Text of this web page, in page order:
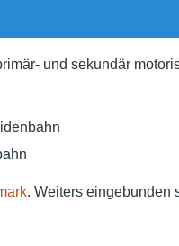
und sekundär
. Weiters eingebunden